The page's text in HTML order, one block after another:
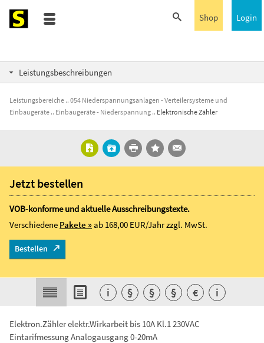
Login
Shop
Leistungsbeschreibungen
Leistungsbereiche
054 Niederspannungsanlagen - Verteilersysteme und
Einbaugeräte
Einbaugeräte - Niederspannung Elektronische Zähler
Elektron.Zähler elektr.Wirkarbeit bis 10A Kl.1 230VAC
Eintarifmessung Analogausgang 0-20mA
Jetzt bestellen
VOB-konforme und aktuelle Ausschreibungstexte.
Verschiedene Pakete »ab 168,00 EUR/Jahrzzgl. MwSt.
Bestellen
i § § § € i